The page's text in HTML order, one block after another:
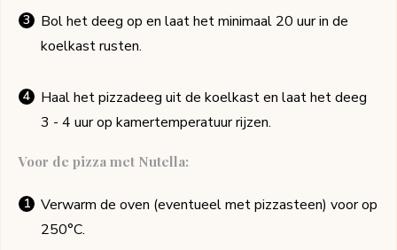
Bol het deeg op en laat het minimaal 20 uur in de
koelkast rusten.
Haal het pizzadeeg uit de koelkast en laat het deeg
3 - 4 uur op kamertemperatuur rijzen.
Voor de pizza met Nutella:
Verwarm de oven (eventueel met pizzasteen) voor op
250°C.